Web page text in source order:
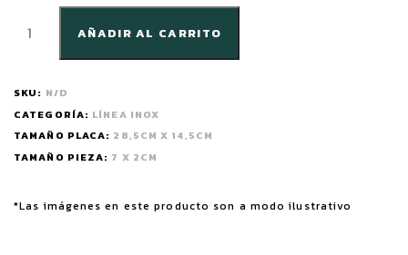
AÑADIR AL CARRITO
SKU: N/D
CATEGORÍA: LÍNEA INOX
TAMAÑO PLACA: 28,5CM X 14,5CM
TAMAÑO PIEZA: 7 X 2CM
*Las imágenes en este producto son a modo ilustrativo